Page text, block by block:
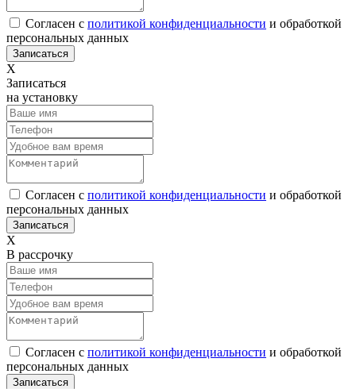
Согласен с политикой конфиденциальности и обработкой
персональных данных
Х
Записаться
на установку
Согласен с политикой конфиденциальности и обработкой
персональных данных
Х
В рассрочку
Согласен с политикой конфиденциальности и обработкой
персональных данных